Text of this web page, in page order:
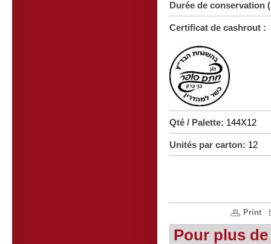
Durée de
Certificat de cashrout :
Qté / Palette: 144X12
Unités par carton: 12
Print
Pour plus